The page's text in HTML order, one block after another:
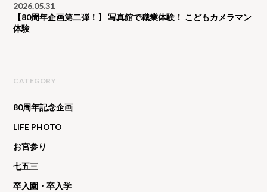
2026.05.31
【80周年企画第二弾！】 写真館で職業体験！ こどもカメラマン
体験
CATEGORY
80周年記念企画
LIFE PHOTO
お宮参り
七五三
卒入園・卒入学